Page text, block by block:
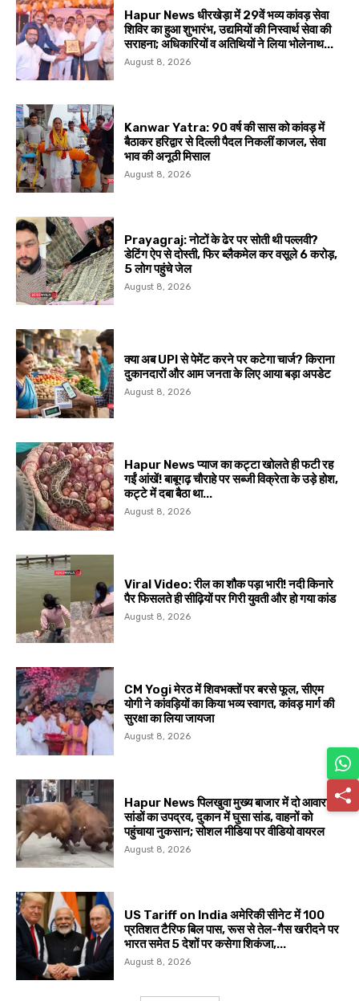
Hapur News धीरखेड़ा में 29वें भव्य कांवड़ सेवा
शिविर का हुआ शुभारंभ, उद्यमियों की निस्वार्थ सेवा की
सराहना; अधिकारियों व अतिथियों ने लिया भोलेनाथ...
August 8, 2026
Kanwar Yatra: 90 वर्ष की सास को कांवड़ में
बैठाकर हरिद्वार से दिल्ली पैदल निकलीं काजल, सेवा
भाव की अनूठी मिसाल
August 8, 2026
Prayagraj: नोटों के ढेर पर सोती थी पल्लवी?
डेटिंग ऐप से दोस्ती, फिर ब्लैकमेल कर वसूले ₹6 करोड़,
5 लोग पहुंचे जेल
August 8, 2026
क्या अब UPI से पेमेंट करने पर कटेगा चार्ज? किराना
दुकानदारों और आम जनता के लिए आया बड़ा अपडेट
August 8, 2026
Hapur News प्याज का कट्टा खोलते ही फटी रह
गईं आंखें! बाबूगढ़ चौराहे पर सब्जी विक्रेता के उड़े होश,
कट्टे में दबा बैठा था...
August 8, 2026
Viral Video: रील का शौक पड़ा भारी! नदी किनारे
पैर फिसलते ही सीढ़ियों पर गिरी युवती और हो गया कांड
August 8, 2026
CM Yogi मेरठ में शिवभक्तों पर बरसे फूल, सीएम
योगी ने कांवड़ियों का किया भव्य स्वागत, कांवड़ मार्ग की
सुरक्षा का लिया जायजा
August 8, 2026
Hapur News पिलखुवा मुख्य बाजार में दो आवारा
सांडों का उपद्रव, दुकान में घुसा सांड, वाहनों को
पहुंचाया नुकसान; सोशल मीडिया पर वीडियो वायरल
August 8, 2026
US Tariff on India अमेरिकी सीनेट में 100
प्रतिशत टैरिफ बिल पास, रूस से तेल-गैस खरीदने पर
भारत समेत 5 देशों पर कसेगा शिकंजा,...
August 8, 2026